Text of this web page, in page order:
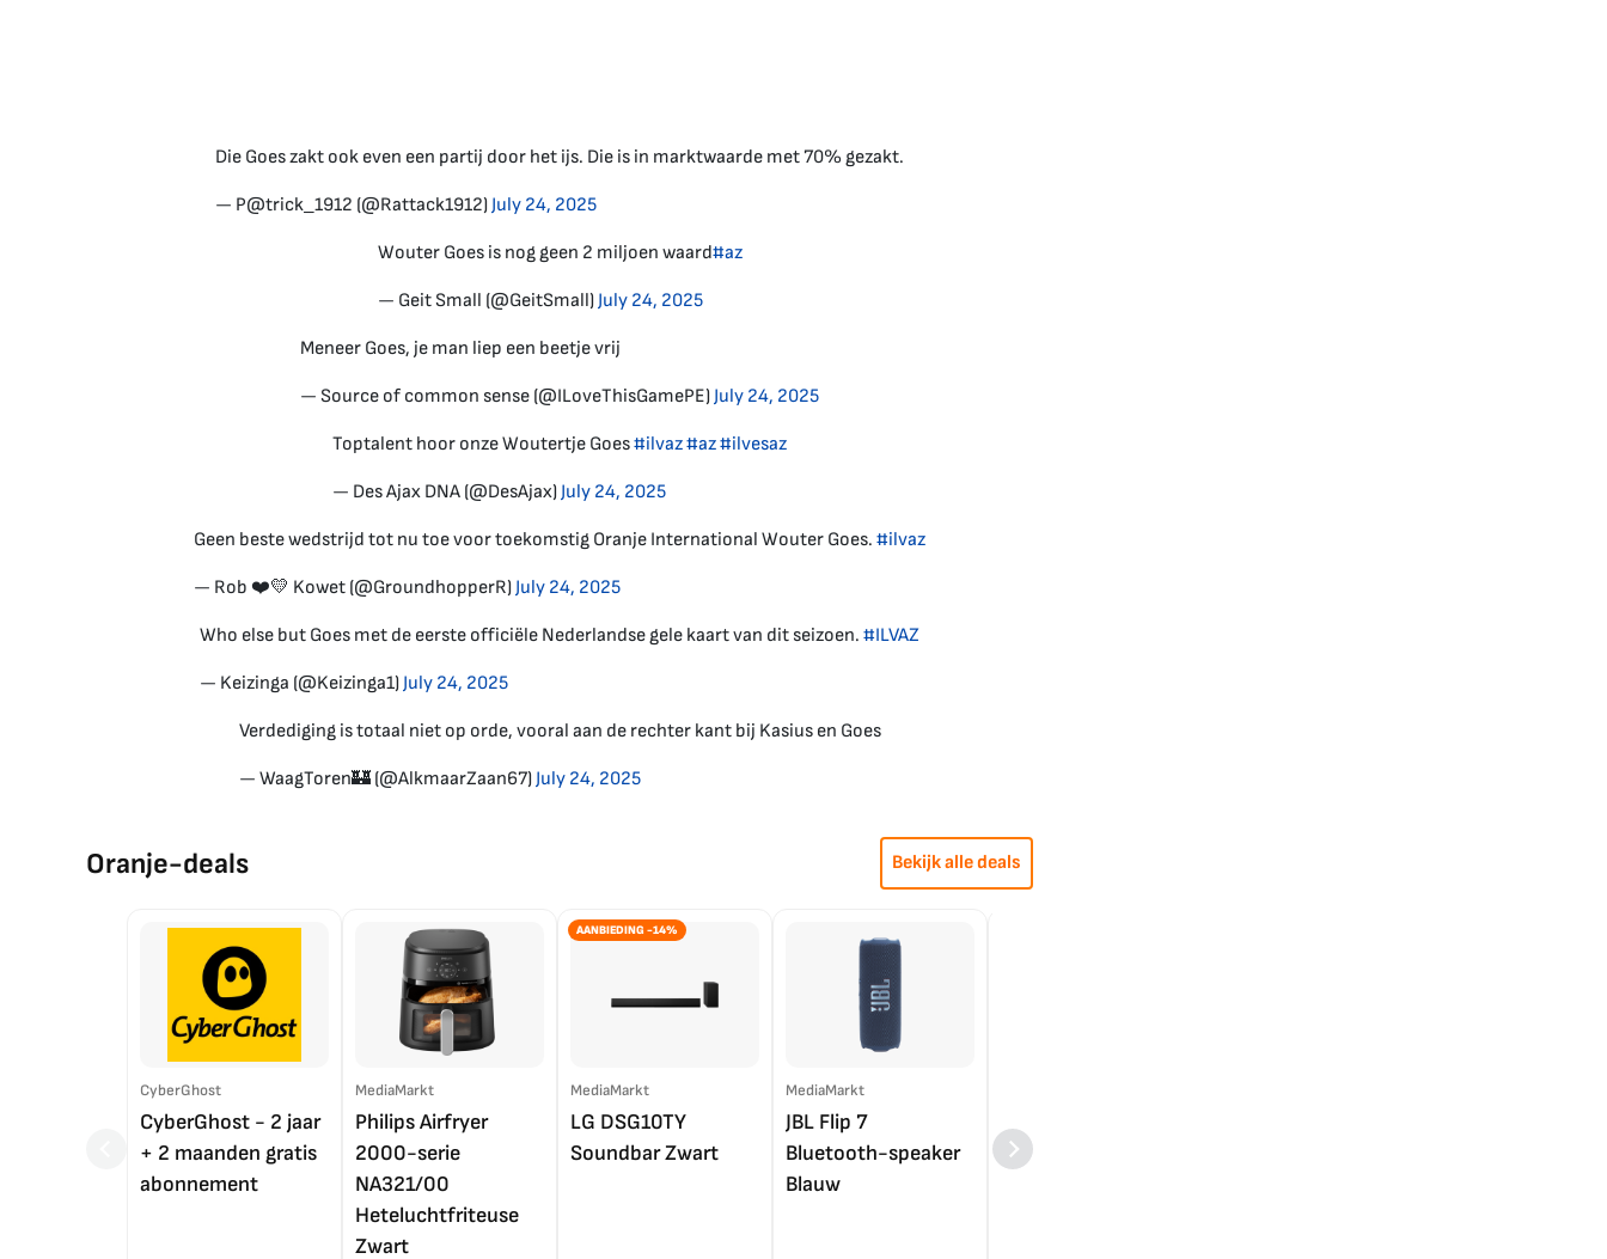
Die Goes zakt ook even een partij door het ijs. Die is in marktwaarde met 70% gezakt.
— P@trick_1912 (@Rattack1912)July 24, 2025
Wouter Goes is nog geen 2 miljoen waard#az
— Geit Small (@GeitSmall)July 24, 2025
Meneer Goes, je man liep een beetje vrij
— Source of common sense (@ILoveThisGamePE)July 24, 2025
Toptalent hoor onze Woutertje Goes#ilvaz#az#ilvesaz
— Des Ajax DNA (@DesAjax)July 24, 2025
Geen beste wedstrijd tot nu toe voor toekomstig Oranje International Wouter Goes. #ilvaz
— Rob ❤️💛 Kowet (@GroundhopperR)July 24, 2025
Who else but Goes met de eerste officiële Nederlandse gele kaart van dit seizoen. #ILVAZ
— Keizinga (@Keizinga1)July 24, 2025
Verdediging is totaal niet op orde, vooral aan de rechter kant bij Kasius en Goes
— WaagToren🏰 (@AlkmaarZaan67)July 24, 2025
Oranje-deals Bekijk alle deals
CyberGhost
CyberGhost - 2 jaar
+ 2 maanden gratis
abonnement
MediaMarkt
Philips Airfryer
2000-serie
NA321/00
Heteluchtfriteuse
Zwart
AANBIEDING -14%
MediaMarkt
LG DSG10TY
Soundbar Zwart
MediaMarkt
JBL Flip 7
Bluetooth-speaker
Blauw
LG OLED55C56LB
4K TV (2025)